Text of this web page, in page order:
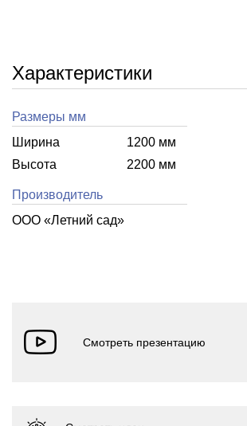
Характеристики
Размеры мм
Ширина
1200 мм
Высота
2200 мм
Производитель
ООО «Летний cад»